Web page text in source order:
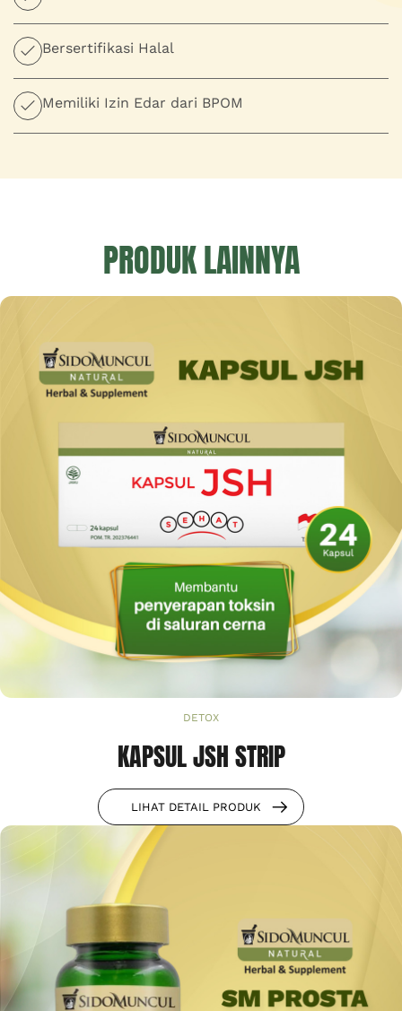
Bersertifikasi Halal
Memiliki Izin Edar dari BPOM
PRODUK LAINNYA
DETOX
KAPSUL JSH STRIP
LIHAT DETAIL PRODUK